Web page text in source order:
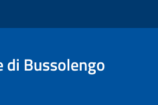
di Bussolengo